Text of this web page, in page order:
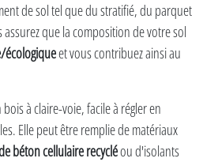
de sol tel que du stratifié, du parquet
que la composition de votre sol
écologiqueet vous contribuez ainsi au
à claire-voie, facile à régler en
Elle peut être remplie de matériaux
béton cellulaire recycléou d'isolants